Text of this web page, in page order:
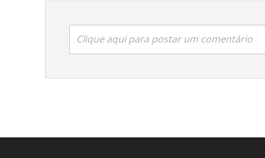
Clique aqui para postar um comentário